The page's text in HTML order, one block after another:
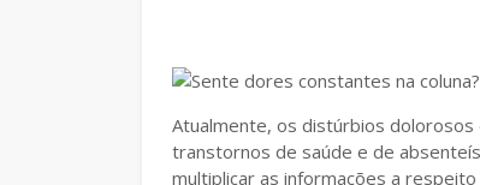
Atualmente, os distúrbios dolorosos
transtornos de saúde e de
multiplicar as informações a